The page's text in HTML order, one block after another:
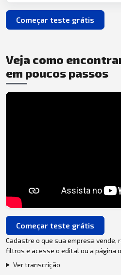
Começar teste grátis
Veja como
em poucos passos
Começar teste grátis
Cadastre o que sua empresa vende,
filtros e acesse o edital ou a página
Ver transcrição